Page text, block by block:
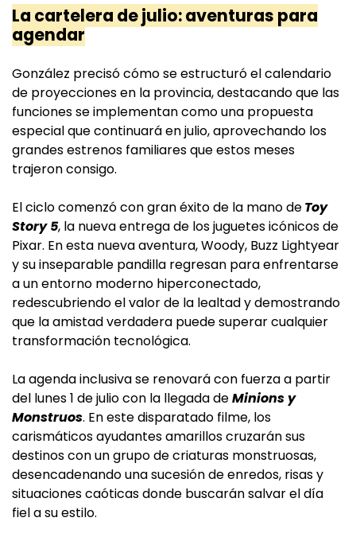
La cartelera de julio: aventuras para
agendar
González precisó cómo se estructuró el calendario
de proyecciones en la provincia, destacando que las
funciones se implementan como una propuesta
especial que continuará en julio, aprovechando los
grandes estrenos familiares que estos meses
trajeron consigo.
El ciclo comenzó con gran éxito de la mano deToy
Story 5, la nueva entrega de los juguetes icónicos de
Pixar. En esta nueva aventura, Woody, Buzz Lightyear
y su inseparable pandilla regresan para enfrentarse
a un entorno moderno hiperconectado,
redescubriendo el valor de la lealtad y demostrando
que la amistad verdadera puede superar cualquier
transformación tecnológica.
La agenda inclusiva se renovará con fuerza a partir
del lunes 1 de julio con la llegada deMinions y
Monstruos. En este disparatado filme, los
carismáticos ayudantes amarillos cruzarán sus
destinos con un grupo de criaturas monstruosas,
desencadenando una sucesión de enredos, risas y
situaciones caóticas donde buscarán salvar el día
fiel a su estilo.